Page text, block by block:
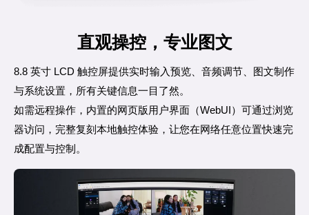
直观操控，专业图文
8.8 英寸 LCD 触控屏提供实时输入预览、音频调节、图文制作
与系统设置，所有关键信息一目了然。
如需远程操作，内置的网页版用户界面（WebUI）可通过浏览
器访问，完整复刻本地触控体验，让您在网络任意位置快速完
成配置与控制。